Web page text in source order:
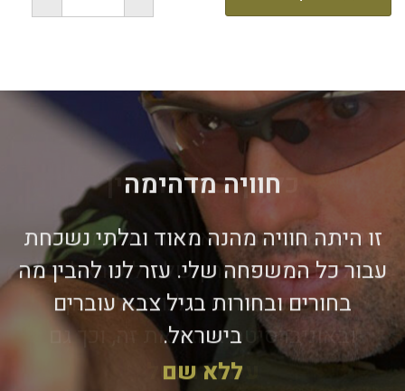
חוויה מדהימה
זו היתה חוויה מהנה מאוד ובלתי נשכחת
עבור כל המשפחה שלי. עזר לנו להבין מה
בחורים ובחורות בגיל צבא עוברים
בישראל.
ללא שם